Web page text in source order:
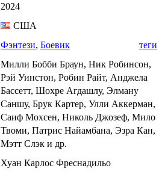
2024
США
Фэнтези, Боевик
теги
Милли Бобби Браун, Ник Робинсон,
Рэй Уинстон, Робин Райт, Анджела
Бассетт, Шохре Агдашлу, Элману
Саншу, Брук Картер, Улли Аккерман,
Саиф Мохсен, Николь Джозеф, Мило
Твоми, Патрис Найамбана, Эзра Кан,
Мэтт Слэк и др.
Хуан Карлос Фреснадильо